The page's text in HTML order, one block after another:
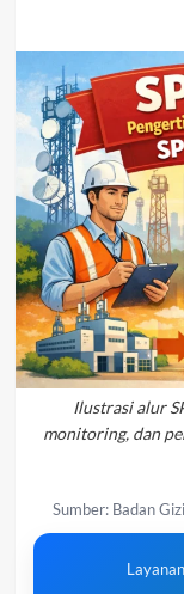
Ilustrasi alur
monitoring, dan
Sumber: Badan